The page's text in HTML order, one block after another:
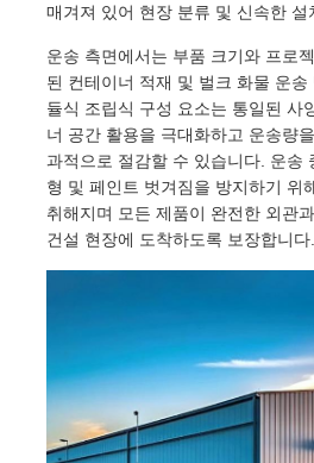
매겨져 있어 현장 분류 및 신속한 설
운송 측면에서는 부품 크기와 프로
된 컨테이너 적재 및 벌크 화물 운송
듈식 조립식 구성 요소는 통일된 사
너 공간 활용을 극대화하고 운송량
과적으로 절감할 수 있습니다. 운송
형 및 페인트 벗겨짐을 방지하기 위
취해지며 모든 제품이 완전한 외관
건설 현장에 도착하도록 보장합니다.